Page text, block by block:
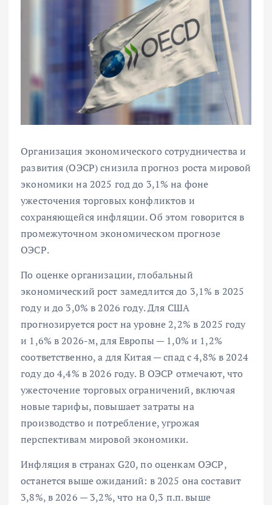
Организация экономического сотрудничества и
развития (ОЭСР) снизила прогноз роста мировой
экономики на 2025 год до 3,1% на фоне
ужесточения торговых конфликтов и
сохраняющейся инфляции. Об этом говорится в
промежуточном экономическом прогнозе
ОЭСР.
По оценке организации, глобальный
экономический рост замедлится до 3,1% в 2025
году и до 3,0% в 2026 году. Для США
прогнозируется рост на уровне 2,2% в 2025 году
и 1,6% в 2026-м, для Европы — 1,0% и 1,2%
соответственно, а для Китая — спад с 4,8% в 2024
году до 4,4% в 2026 году. В ОЭСР отмечают, что
ужесточение торговых ограничений, включая
новые тарифы, повышает затраты на
производство и потребление, угрожая
перспективам мировой экономики.
Инфляция в странах G20, по оценкам ОЭСР,
останется выше ожиданий: в 2025 она составит
3,8%, в 2026 — 3,2%, что на 0,3 п.п. выше